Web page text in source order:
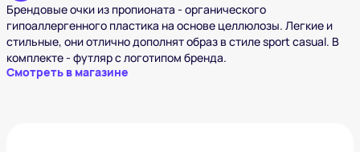
Брендовые очки из пропионата - органического
гипоаллергенного пластика на основе целлюлозы. Легкие и
стильные, они отлично дополнят образ в стиле sport casual. В
комплекте - футляр с логотипом бренда.
Смотреть в магазине